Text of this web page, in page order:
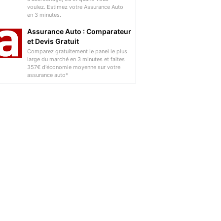
voulez. Estimez votre Assurance Auto
en 3 minutes.
Assurance Auto : Comparateur
et Devis Gratuit
Comparez gratuitement le panel le plus
large du marché en 3 minutes et faites
357€ d'économie moyenne sur votre
assurance auto*